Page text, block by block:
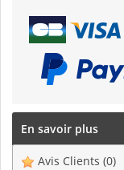
En savoir plus
Avis Clients (0)